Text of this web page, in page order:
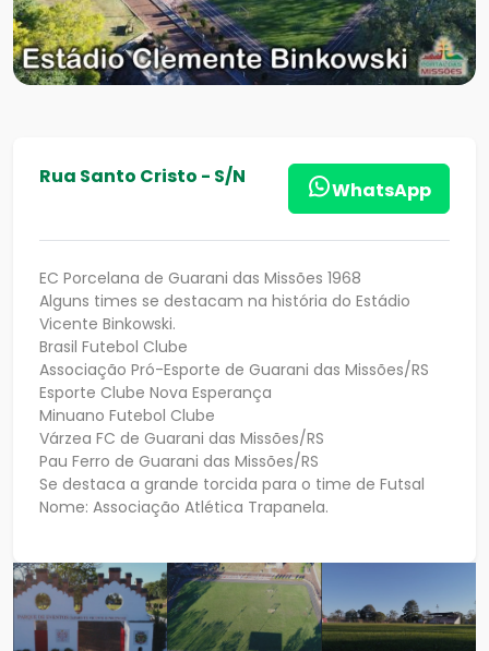
Rua Santo Cristo - S/N
WhatsApp
EC Porcelana de Guarani das Missões 1968
Alguns times se destacam na história do Estádio
Vicente Binkowski.
Brasil Futebol Clube
Associação Pró-Esporte de Guarani das Missões/RS
Esporte Clube Nova Esperança
Minuano Futebol Clube
Várzea FC de Guarani das Missões/RS
Pau Ferro de Guarani das Missões/RS
Se destaca a grande torcida para o time de Futsal
Nome: Associação Atlética Trapanela.